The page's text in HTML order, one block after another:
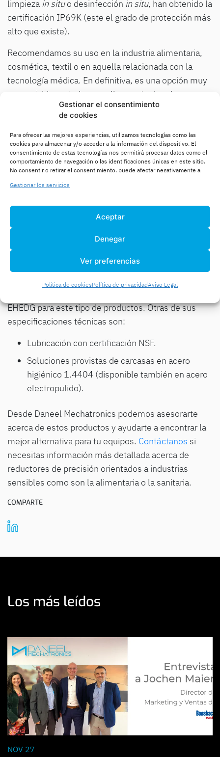
Gestionar el consentimiento
de cookies
Para ofrecer las mejores experiencias, utilizamos tecnologías como las
cookies para almacenar y/o acceder a la información del dispositivo. El
consentimiento de estas tecnologías nos permitirá procesar datos como el
comportamiento de navegación o las identificaciones únicas en este sitio.
No consentir o retirar el consentimiento, puede afectar negativamente a
Gestionar los servicios
Aceptar
Denegar
Ver preferencias
Política de cookiesPolítica de privacidadAviso Legal
limpieza in situo desinfección in situ, han obtenido la
certificación IP69K (este el grado de protección más
alto que existe).
Recomendamos su uso en la industria alimentaria,
cosmética, textil o en aquella relacionada con la
tecnología médica. En definitiva, es una opción muy
aconsejable en todas aquellos contextos de
aplicación que exijan ambientes higiénicos y
También cabe destacar que Wittenstein el primer
EHEDG para este tipo de productos. Otras de sus
especificaciones técnicas son:
Lubricación con certificación NSF.
Soluciones provistas de carcasas en acero
higiénico 1.4404 (disponible también en acero
electropulido).
Desde Daneel Mechatronics podemos asesorarte
acerca de estos productos y ayudarte a encontrar la
mejor alternativa para tu equipos. Contáctanos si
necesitas información más detallada acerca de
reductores de precisión orientados a industrias
sensibles como son la alimentaria o la sanitaria.
COMPARTE
Los más leídos
NOV 27